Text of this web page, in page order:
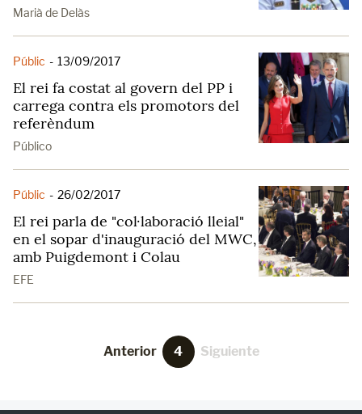
Marià de Delàs
Públic - 13/09/2017
El rei fa costat al govern del PP i
carrega contra els promotors del
referèndum
Público
Públic - 26/02/2017
El rei parla de "col·laboració lleial"
en el sopar d'inauguració del MWC,
amb Puigdemont i Colau
EFE
Anterior 4 Siguiente